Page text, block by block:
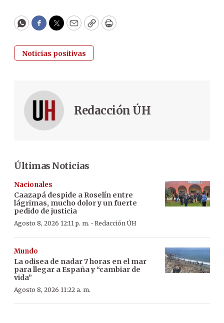
WhatsApp
Facebook
Twitter
EmailCopyPrint
Noticias positivas
Redacción ÚH
Últimas Noticias
Nacionales
Caazapá despide a Roselín entre
lágrimas, mucho dolor y un fuerte
pedido de justicia
Agosto 8, 2026 12:11 p. m. · Redacción ÚH
Mundo
La odisea de nadar 7 horas en el mar
para llegar a España y “cambiar de
vida”
Agosto 8, 2026 11:22 a. m.